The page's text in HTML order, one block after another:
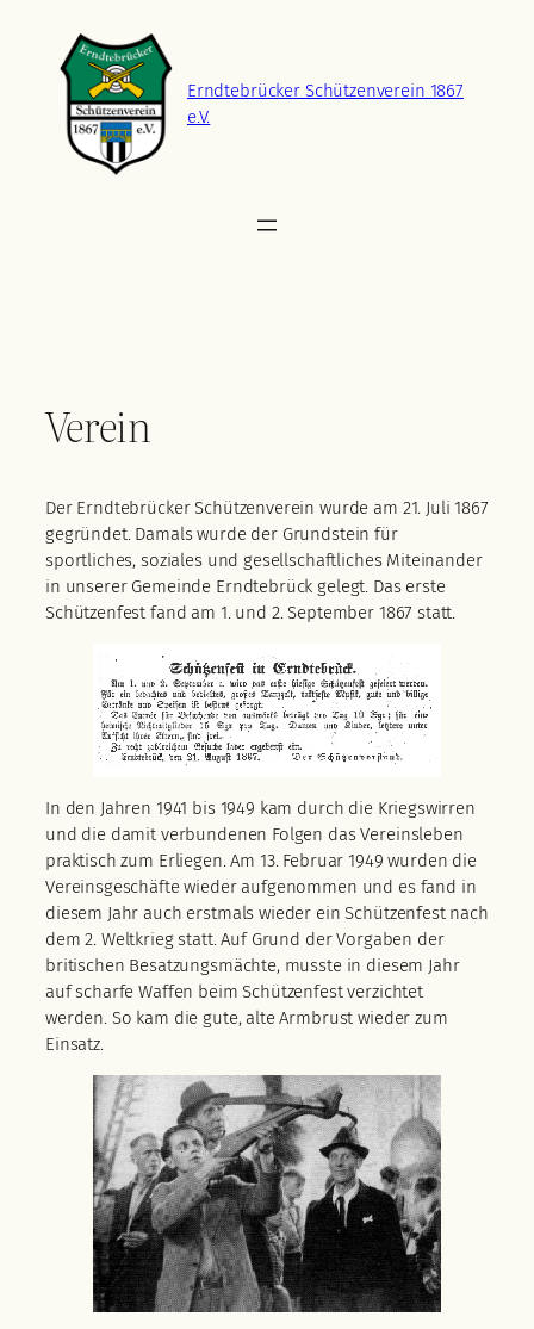
springen
Erndtebrücker Schützenverein 1867
e.V.
Verein
Der Erndtebrücker Schützenverein wurde am 21. Juli 1867
gegründet. Damals wurde der Grundstein für
sportliches, soziales und gesellschaftliches Miteinander
in unserer Gemeinde Erndtebrück gelegt. Das erste
Schützenfest fand am 1. und 2. September 1867 statt.
In den Jahren 1941 bis 1949 kam durch die Kriegswirren
und die damit verbundenen Folgen das Vereinsleben
praktisch zum Erliegen. Am 13. Februar 1949 wurden die
Vereinsgeschäfte wieder aufgenommen und es fand in
diesem Jahr auch erstmals wieder ein Schützenfest nach
dem 2. Weltkrieg statt. Auf Grund der Vorgaben der
britischen Besatzungsmächte, musste in diesem Jahr
auf scharfe Waffen beim Schützenfest verzichtet
werden. So kam die gute, alte Armbrust wieder zum
Einsatz.